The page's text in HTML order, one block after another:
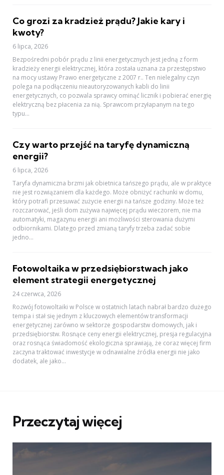
Co grozi za kradzież prądu? Jakie kary i
kwoty?
6 lipca, 2026
Bezpośredni pobór prądu z linii energetycznych jest jedną z form
kradzieży energii elektrycznej, która została uznana za przestępstwo
na mocy ustawy Prawo energetyczne z 2007 r.. Ten nielegalny czyn
polega na podłączeniu nieautoryzowanych kabli do linii
energetycznych, co pozwala sprawcy ominąć licznik i pobierać energię
elektryczną bez płacenia za nią. Sprawcom przyłapanym na tego
typu...
Czy warto przejść na taryfę dynamiczną
energii?
6 lipca, 2026
Taryfa dynamiczna brzmi jak obietnica tańszego prądu, ale w praktyce
nie jest rozwiązaniem dla każdego. Może obniżyć rachunki w domu,
który potrafi przesuwać zużycie energii na tańsze godziny. Może też
rozczarować, jeśli dom zużywa najwięcej prądu wieczorem, nie ma
automatyki, magazynu energii ani możliwości sterowania dużymi
odbiornikami. Dlatego przed zmianą taryfy trzeba zadać sobie
jedno...
Fotowoltaika w przedsiębiorstwach jako
element strategii energetycznej
24 czerwca, 2026
Rozwój fotowoltaiki w Polsce w ostatnich latach nabrał bardzo dużego
tempa i stał się jednym z kluczowych elementów transformacji
energetycznej zarówno w sektorze gospodarstw domowych, jak i
przedsiębiorstw. Rosnące ceny energii elektrycznej, presja regulacyjna
oraz rosnąca świadomość ekologiczna sprawiają, że coraz więcej firm
zaczyna traktować inwestycje w odnawialne źródła energii nie jako
dodatek, ale jako...
Przeczytaj więcej